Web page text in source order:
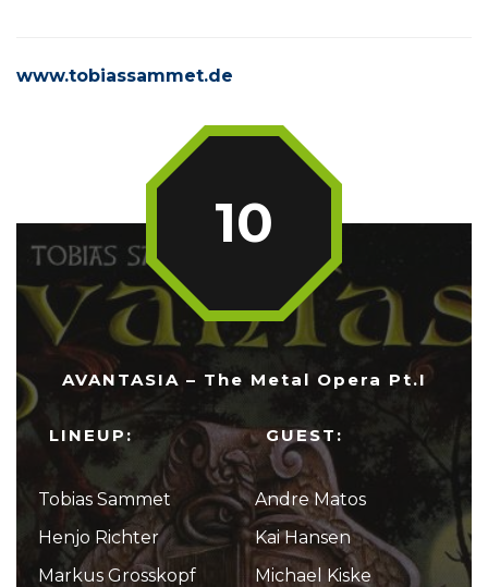
www.tobiassammet.de
AVANTASIA – The Metal Opera Pt.I
LINEUP:
Tobias Sammet
Henjo Richter
Markus Grosskopf
GUEST:
Andre Matos
Kai Hansen
Michael Kiske
10